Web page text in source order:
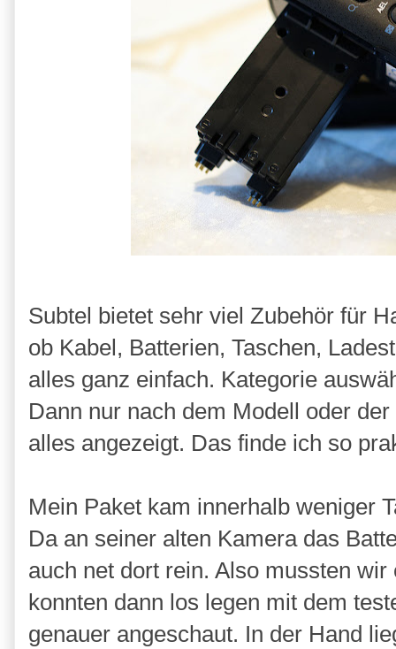
Subtel bietet sehr viel Zubehör für
ob Kabel, Batterien, Taschen,
alles ganz einfach. Kategorie
Dann nur nach dem Modell oder
alles angezeigt. Das finde ich so
Mein Paket kam innerhalb weniger
Da an seiner alten Kamera das
auch net dort rein. Also mussten
konnten dann los legen mit dem
genauer angeschaut. In der Hand